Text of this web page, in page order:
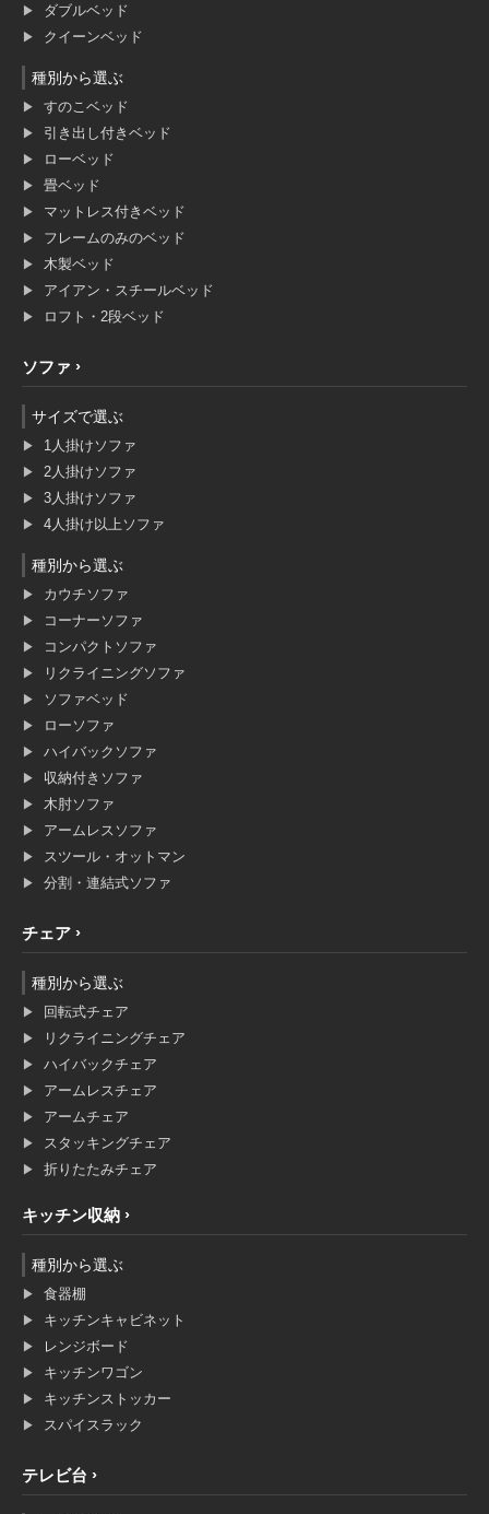
ダブルベッド
クイーンベッド
種別から選ぶ
すのこベッド
引き出し付きベッド
ローベッド
畳ベッド
マットレス付きベッド
フレームのみのベッド
木製ベッド
アイアン・スチールベッド
ロフト・2段ベッド
ソファ
サイズで選ぶ
1人掛けソファ
2人掛けソファ
3人掛けソファ
4人掛け以上ソファ
種別から選ぶ
カウチソファ
コーナーソファ
コンパクトソファ
リクライニングソファ
ソファベッド
ローソファ
ハイバックソファ
収納付きソファ
木肘ソファ
アームレスソファ
スツール・オットマン
分割・連結式ソファ
チェア
種別から選ぶ
回転式チェア
リクライニングチェア
ハイバックチェア
アームレスチェア
アームチェア
スタッキングチェア
折りたたみチェア
キッチン収納
種別から選ぶ
食器棚
キッチンキャビネット
レンジボード
キッチンワゴン
キッチンストッカー
スパイスラック
テレビ台